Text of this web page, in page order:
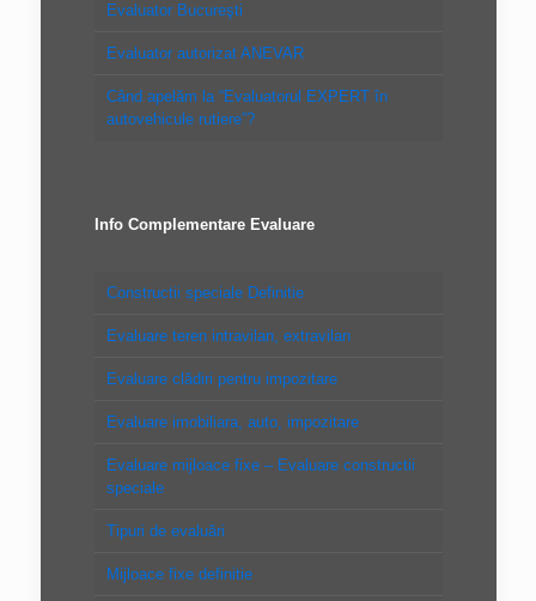
Evaluator Bucureşti
Evaluator autorizat ANEVAR
Când apelăm la “Evaluatorul EXPERT în
autovehicule rutiere”?
Info Complementare Evaluare
Constructii speciale Definitie
Evaluare teren intravilan, extravilan
Evaluare clădiri pentru impozitare
Evaluare imobiliara, auto, impozitare
Evaluare mijloace fixe – Evaluare constructii
speciale
Tipuri de evaluări
Mijloace fixe definitie